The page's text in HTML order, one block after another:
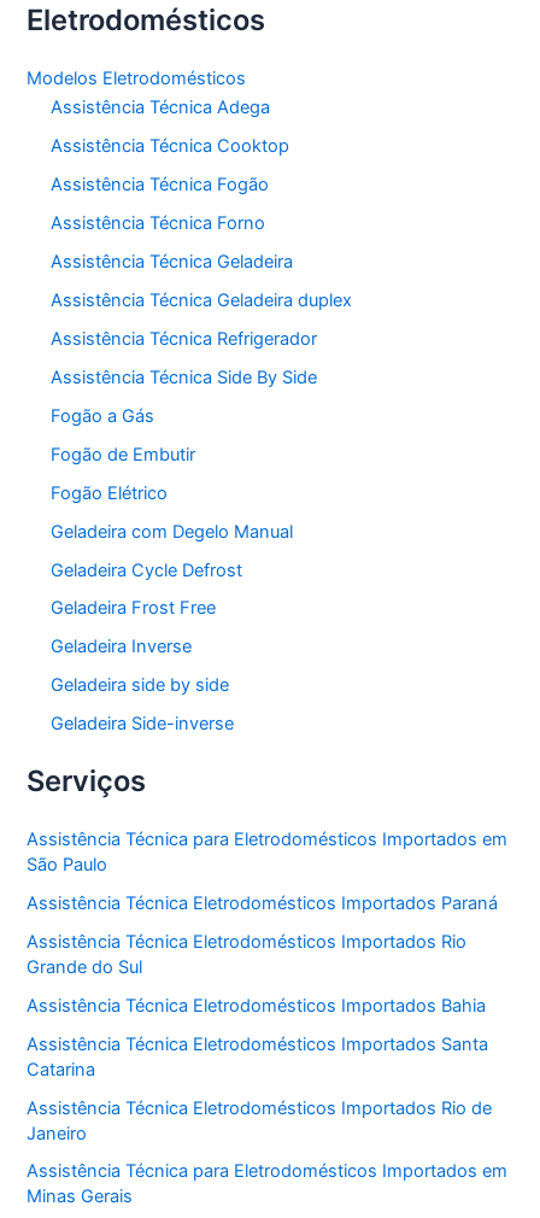
Eletrodomésticos
Modelos Eletrodomésticos
Assistência Técnica Adega
Assistência Técnica Cooktop
Assistência Técnica Fogão
Assistência Técnica Forno
Assistência Técnica Geladeira
Assistência Técnica Geladeira duplex
Assistência Técnica Refrigerador
Assistência Técnica Side By Side
Fogão a Gás
Fogão de Embutir
Fogão Elétrico
Geladeira com Degelo Manual
Geladeira Cycle Defrost
Geladeira Frost Free
Geladeira Inverse
Geladeira side by side
Geladeira Side-inverse
Serviços
Assistência Técnica para Eletrodomésticos Importados em
São Paulo
Assistência Técnica Eletrodomésticos Importados Paraná
Assistência Técnica Eletrodomésticos Importados Rio
Grande do Sul
Assistência Técnica Eletrodomésticos Importados Bahia
Assistência Técnica Eletrodomésticos Importados Santa
Catarina
Assistência Técnica Eletrodomésticos Importados Rio de
Janeiro
Assistência Técnica para Eletrodomésticos Importados em
Minas Gerais